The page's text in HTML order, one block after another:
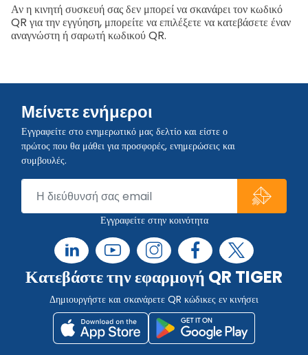
Αν η κινητή συσκευή σας δεν μπορεί να σκανάρει τον κωδικό
QR για την εγγύηση, μπορείτε να επιλέξετε να κατεβάσετε έναν
αναγνώστη ή σαρωτή κωδικού QR.
Μείνετε ενήμεροι
Εγγραφείτε στο ενημερωτικό μας δελτίο και είστε ο
πρώτος που θα μάθει για προσφορές, ενημερώσεις και
συμβουλές.
Εγγραφείτε στην κοινότητα
Κατεβάστε την εφαρμογή QR TIGER
Δημιουργήστε και σκανάρετε QR κώδικες εν κινήσει